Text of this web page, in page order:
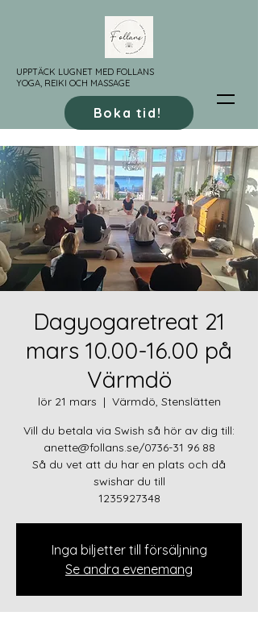
UPPTÄCK LUGNET MED FOLLANS
YOGA, REIKI OCH MASSAGE
Boka tid!
Dagyogaretreat 21
mars 10.00-16.00 på
Värmdö
lör 21 mars
  |
Värmdö, Stenslätten
Vill du betala via Swish så hör av dig till:
anette@follans.se/0736-31 96 88
Så du vet att du har en plats och då
swishar du till
Inga biljetter till försäljning
Se andra evenemang